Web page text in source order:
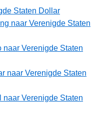
Staten Dollar
naar Verenigde Staten
Verenigde Staten
naar Verenigde Staten
Verenigde Staten